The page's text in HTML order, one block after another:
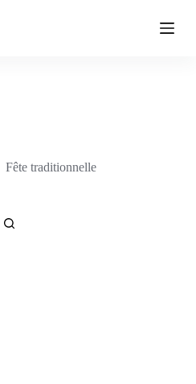
Fête traditionnelle